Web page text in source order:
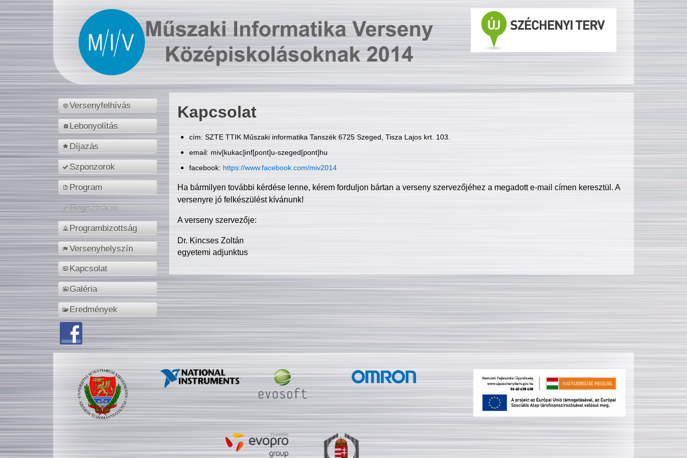
Versenyfelhívás
Lebonyolítás
Díjazás
Szponzorok
Program
Regisztráció
Programbizottság
Versenyhelyszín
Kapcsolat
Galéria
Eredmények
Kapcsolat
cím: SZTE TTIK Műszaki informatika Tanszék 6725 Szeged, Tisza Lajos krt. 103.
email: miv[kukac]inf[pont]u-szeged[pont]hu
facebook: https://www.facebook.com/miv2014
Ha bármilyen további kérdése lenne, kérem forduljon bártan a verseny szervezőjéhez a megadott e-mail címen keresztül. A
versenyre jó felkészülést kívánunk!
A verseny szervezője:
Dr. Kincses Zoltán
egyetemi adjunktus